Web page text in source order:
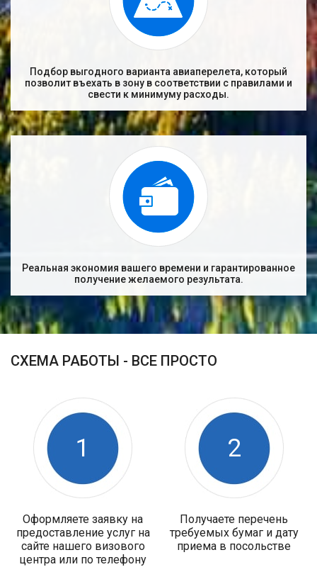
Подбор выгодного варианта авиаперелета, который
позволит въехать в зону в соответствии с правилами и
свести к минимуму расходы.
Реальная экономия вашего времени и гарантированное
получение желаемого результата.
СХЕМА РАБОТЫ - ВСЕ ПРОСТО
1
Оформляете заявку на
предоставление услуг на
сайте нашего визового
центра или по телефону
2
Получаете перечень
требуемых бумаг и дату
приема в посольстве